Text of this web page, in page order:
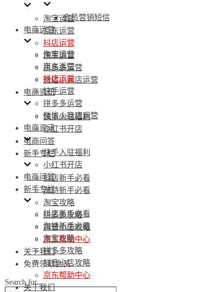
淘宝运营
京东运营
抖店运营
快手运营
拼多多运营
微信小商店运营
电商资讯
快手入驻福利
小红书开店
电商问答
新手专栏
抖店新手必看
淘特新手必看
淘宝攻略
拼多多攻略
抖音小店攻略
京东帮助中心
关于我们
免费领取会员
Search for...
会员营销短信
电商运营
淘宝运营
京东运营
抖店运营
快手运营
拼多多运营
微信小商店运营
电商资讯
快手入驻福利
小红书开店
电商问答
新手专栏
抖店新手必看
淘特新手必看
淘宝攻略
拼多多攻略
抖音小店攻略
京东帮助中心
关于我们